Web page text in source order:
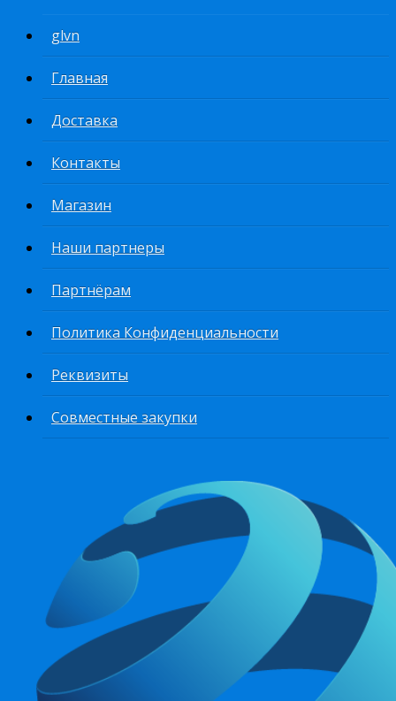
glvn
Главная
Доставка
Контакты
Магазин
Наши партнеры
Партнёрам
Политика Конфиденциальности
Реквизиты
Совместные закупки